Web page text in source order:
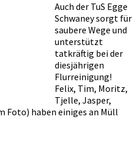
Auch der TuS Egge
Schwaney sorgt für
saubere Wege und
unterstützt
tatkräftig bei der
diesjährigen
Flurreinigung!
Felix, Tim, Moritz,
Tjelle, Jasper,
Foto) haben einiges an Müll